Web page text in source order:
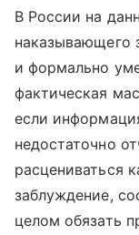
В России на
наказывающего
и формально
фактическая
если
недостаточно
расцениваться
заблуждение,
целом обязать